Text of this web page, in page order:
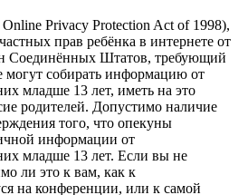
Online Privacy Protection Act of 1998),
прав ребёнка в интернете от
Соединённых Штатов, требующий
могут собирать информацию от
младше 13 лет, иметь на это
родителей. Допустимо наличие
того, что опекуны
информации от
младше 13 лет. Если вы не
ли это к вам, как к
на конференции, или к самой